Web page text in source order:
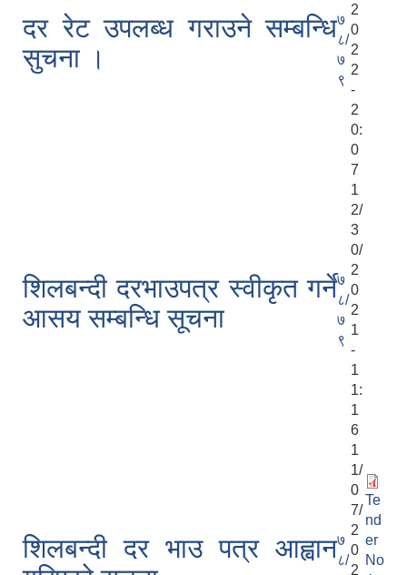
दर रेट उपलब्ध गराउने सम्बन्धि
सुचना ।
७
८/
७
९
2
0
2
2
-
2
0:
0
7
शिलबन्दी दरभाउपत्र स्वीकृत गर्ने
आसय सम्बन्धि सूचना
७
८/
७
९
1
2/
3
0/
2
0
2
1
-
1
1:
1
6
शिलबन्दी दर भाउ पत्र आह्वान७
८/
1
1/
0
7/
2
0
2
Te
nd
er
No